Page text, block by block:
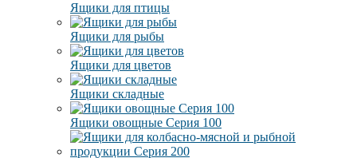
Ящики для птицы
Ящики для рыбы
Ящики для цветов
Ящики складные
Ящики овощные Серия 100